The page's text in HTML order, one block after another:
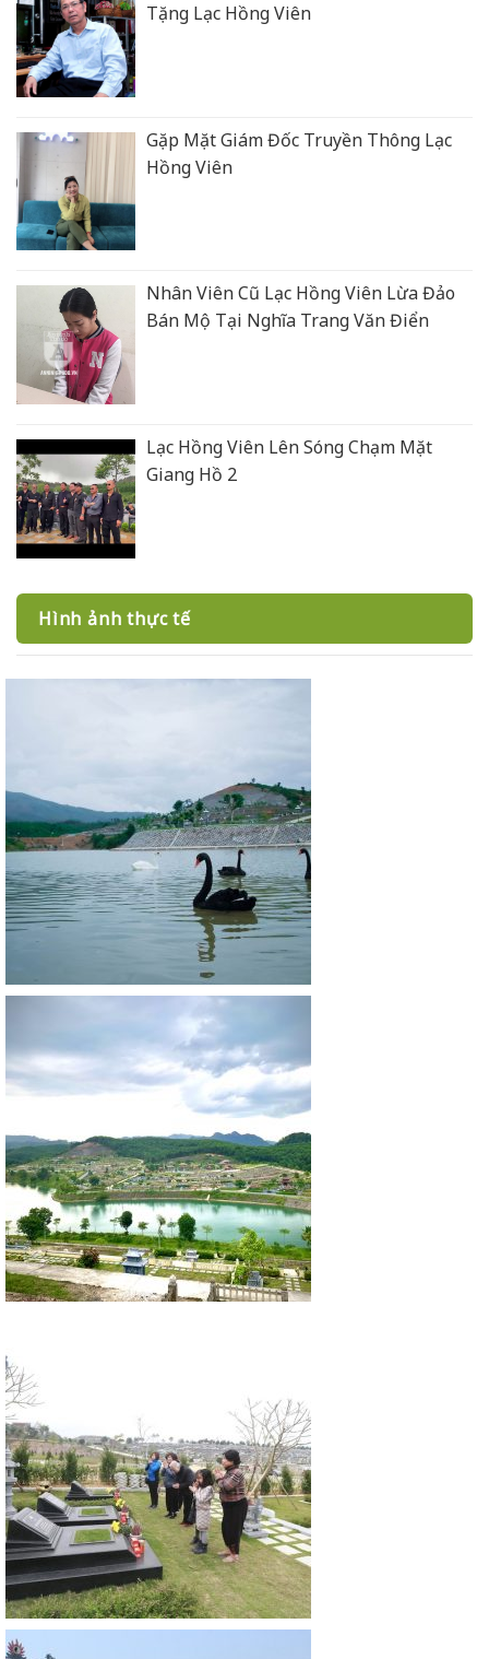
Tặng Lạc Hồng Viên
Gặp Mặt Giám Đốc Truyền Thông Lạc
Hồng Viên
Nhân Viên Cũ Lạc Hồng Viên Lừa Đảo
Bán Mộ Tại Nghĩa Trang Văn Điển
Lạc Hồng Viên Lên Sóng Chạm Mặt
Giang Hồ 2
Hình ảnh thực tế